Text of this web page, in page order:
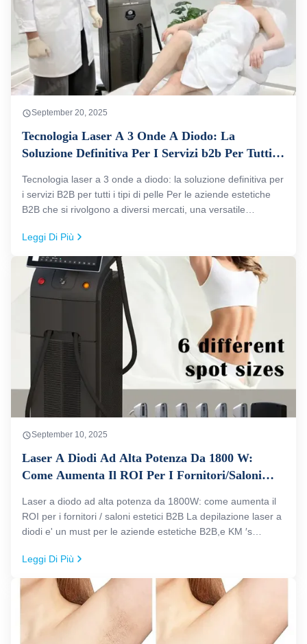
September 20, 2025
Tecnologia Laser A 3 Onde A Diodo: La
Soluzione Definitiva Per I Servizi b2b Per Tutti I
Tecnologia laser a 3 onde a diodo: la soluzione definitiva per
i servizi B2B per tutti i tipi di pelle Per le aziende estetiche
B2B che si rivolgono a diversi mercati, una versatile
KM 810nm 808nm Diode Ice Laser Machine 3-Wave è la
risposta...
Leggi Di Più
September 10, 2025
Laser A Diodi Ad Alta Potenza Da 1800 W:
Come Aumenta Il ROI Per I Fornitori/Saloni
Laser a diodo ad alta potenza da 1800W: come aumenta il
ROI per i fornitori / saloni estetici B2B La depilazione laser a
diodi e' un must per le aziende estetiche B2B,e KM ′s
intercambiabili si distingue come un top-tier commerciale
diodo laser ...
Leggi Di Più